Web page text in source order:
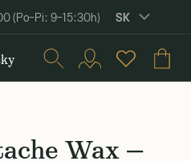
(Po–Pi: 9–15:30h) SK
Wax —